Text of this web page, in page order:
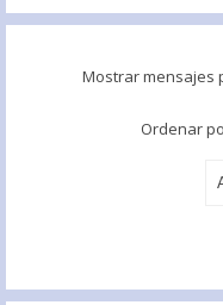
Mostrar mensajes
Ordenar